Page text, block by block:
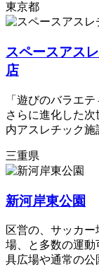
東京都
スペースアス
店
「遊びのバラエ
さらに進化した
内アスレチック施
三重県
新河岸東公園
区営の、サッカ
場、と多数の運
具広場や通常の公